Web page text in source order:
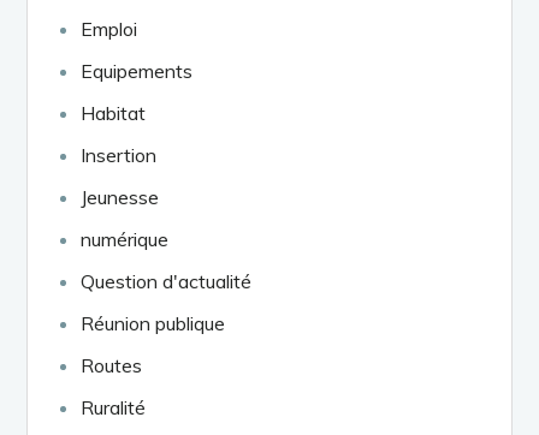
Emploi
Equipements
Habitat
Insertion
Jeunesse
numérique
Question d'actualité
Réunion publique
Routes
Ruralité